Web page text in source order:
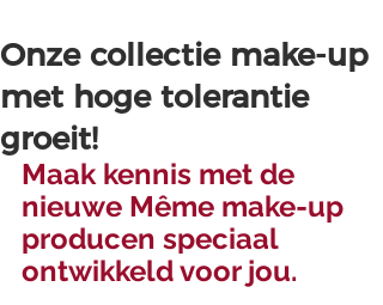
Onze collectie make-up
met hoge tolerantie
groeit!
Maak kennis met de
nieuwe Même make-up
producen speciaal
ontwikkeld voor jou.